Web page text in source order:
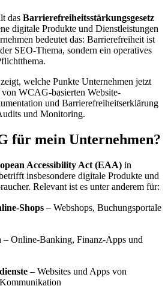
das Barrierefreiheitsstärkungsgesetz
digitale Produkte und Dienstleistungen
bedeutet das: Barrierefreiheit ist
SEO-Thema, sondern ein operatives
zeigt, welche Punkte Unternehmen jetzt
WCAG-basierten Website-
und Barrierefreiheitserklärung
und Monitoring.
für mein Unternehmen?
Accessibility Act (EAA) in
insbesondere digitale Produkte und
Relevant ist es unter anderem für:
Shops – Webshops, Buchungsportale
– Online-Banking, Finanz-Apps und
– Websites und Apps von